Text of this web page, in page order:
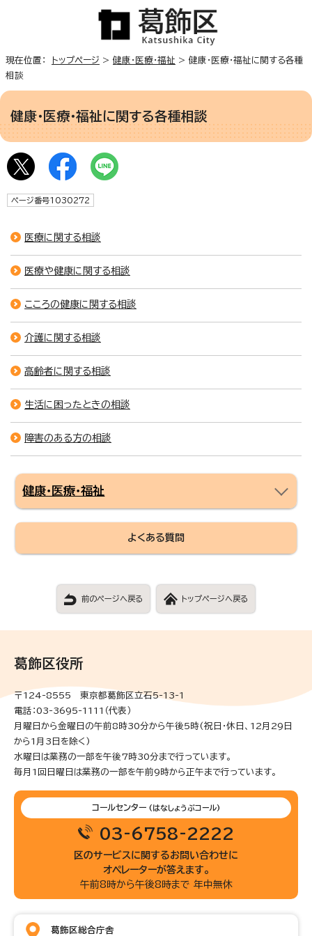
現在位置： トップページ > 健康・医療・福祉 > 健康・医療・福祉に関する各種
相談
健康・医療・福祉に関する各種相談
ページ番号1030272
医療に関する相談
医療や健康に関する相談
こころの健康に関する相談
介護に関する相談
高齢者に関する相談
生活に困ったときの相談
障害のある方の相談
健康・医療・福祉
よくある質問
前のページへ戻る トップページへ戻る
葛飾区役所
〒124-8555 東京都葛飾区立石5-13-1
電話：03-3695-1111（代表）
月曜日から金曜日の午前8時30分から午後5時(祝日・休日、12月29日
から1月3日を除く)
水曜日は業務の一部を午後7時30分まで行っています。
毎月1回日曜日は業務の一部を午前9時から正午まで行っています。
コールセンター (はなしょうぶコール)
03-6758-2222
区のサービスに関するお問い合わせに
オペレーターが答えます。
午前8時から午後8時まで 年中無休
葛飾区総合庁舎